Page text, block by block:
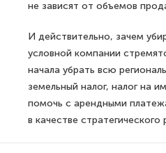
не зависят от объемов
И действительно, зачем
условной компании
начала убрать всю
земельный налог, налог на
помочь с арендными
в качестве стратегического